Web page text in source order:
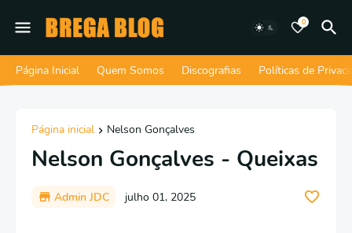
0
Página Inicial Quem Somos Discografias Políticas de
Página inicial Nelson Gonçalves
Nelson Gonçalves - Queixas
Admin JDC julho 01, 2025